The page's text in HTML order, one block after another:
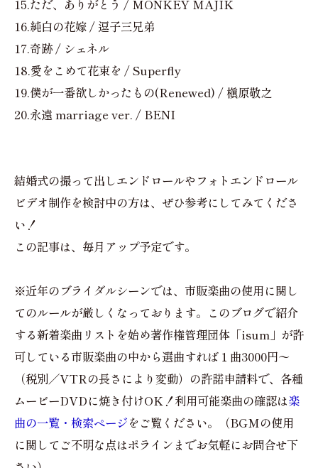
15.ただ、ありがとう / MONKEY MAJIK
16.純白の花嫁 / 逗子三兄弟
17.奇跡 / シェネル
18.愛をこめて花束を / Superfly
19.僕が一番欲しかったもの(Renewed) / 槇原敬之
20.永遠 marriage ver. / BENI
結婚式の撮って出しエンドロールやフォトエンドロール
ビデオ制作を検討中の方は、ぜひ参考にしてみてくださ
い！
この記事は、毎月アップ予定です。
※近年のブライダルシーンでは、市販楽曲の使用に関し
てのルールが厳しくなっております。このブログで紹介
する新着楽曲リストを始め著作権管理団体「isum」が許
可している市販楽曲の中から選曲すれば１曲3000円〜
（税別／VTRの長さにより変動）の許諾申請料で、各種
ムービーDVDに焼き付けOK！利用可能楽曲の確認は楽
曲の一覧・検索ページをご覧ください。（BGMの使用
に関してご不明な点はポラインまでお気軽にお問合せ下